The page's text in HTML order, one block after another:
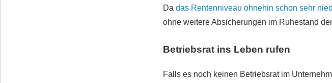
Dadas Rentenniveau ohnehin schon sehr
ohne weitere Absicherungen im Ruhestand
Betriebsrat ins Leben rufen
Falls es noch keinen Betriebsrat im